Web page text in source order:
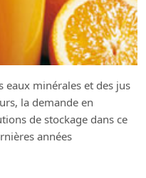
eaux minérales et des jus
la demande en
de stockage dans ce
années